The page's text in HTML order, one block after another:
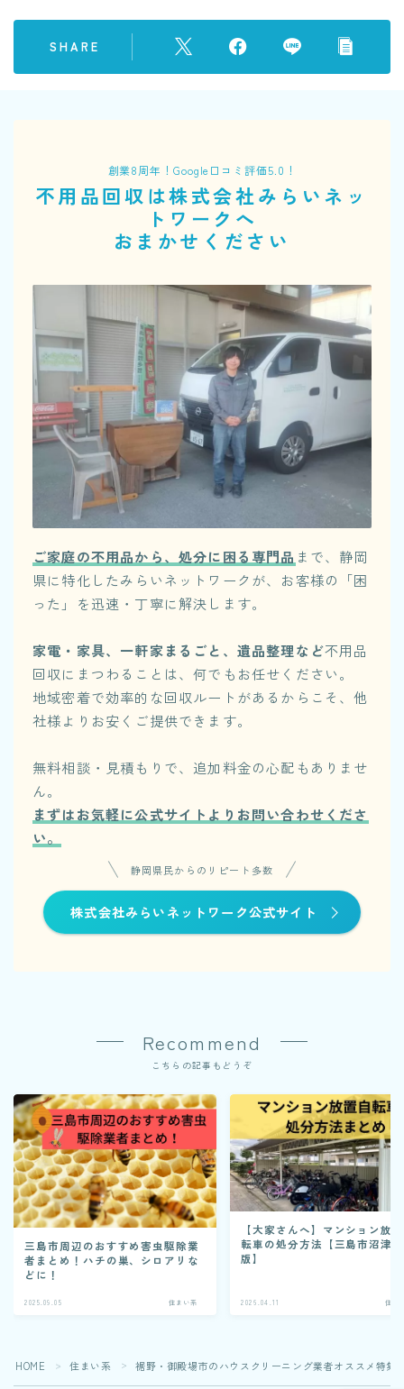
SHARE
創業8周年！Google口コミ評価5.0！
不用品回収は株式会社みらいネッ
トワークへ
おまかせください
ご家庭の不用品から、処分に困る専門品 まで、静岡
県に特化したみらいネットワークが、お客様の「困
った」を迅速・丁寧に解決します。
家電・家具、一軒家まるごと、遺品整理など不用品
回収にまつわることは、何でもお任せください。
地域密着で効率的な回収ルートがあるからこそ、他
社様よりお安くご提供できます。
無料相談・見積もりで、追加料金の心配もありませ
ん。
まずはお気軽に公式サイトよりお問い合わせくださ
い。
静岡県民からのリピート多数
株式会社みらいネットワーク公式サイト
Recommend
こちらの記事もどうぞ
三島市周辺のおすすめ害虫駆除業
者まとめ！ハチの巣、シロアリな
どに！
2025.09.05 住まい系
【大家さんへ】マンション放
転車の処分方法【三島市沼津市
版】
2026.04.11 住ま
HOME ＞ 住まい系 ＞ 裾野・御殿場市のハウスクリーニング業者オススメ特集